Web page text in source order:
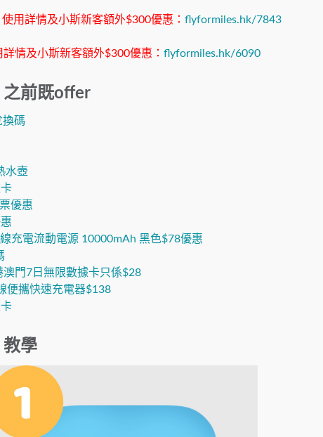
用詳情及小斯新客額外$300優惠： flyformiles.hk/7843
情及小斯新客額外$300優惠： flyformiles.hk/6090
之前既offer
換碼
水壺
優惠
充電流動電源 10000mAh 黑色$78優惠
門7日無限數據卡只係$28
便攜快速充電器$138
教學